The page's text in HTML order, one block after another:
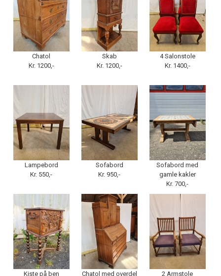
Chatol
Kr. 1200,-
Skab
Kr. 1200,-
4 Salonstole
Kr. 1400,-
Lampebord
Kr. 550,-
Sofabord
Kr. 950,-
Sofabord med
gamle kakler
Kr. 700,-
Kiste på ben
Chatol med overdel
2 Armstole